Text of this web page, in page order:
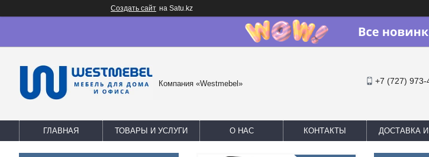
Создать сайт на Satu.kz
Компания «Westmebel» +7 (727) 973-
ГЛАВНАЯ ТОВАРЫ И УСЛУГИ О НАС КОНТАКТЫ ДОСТАВКА